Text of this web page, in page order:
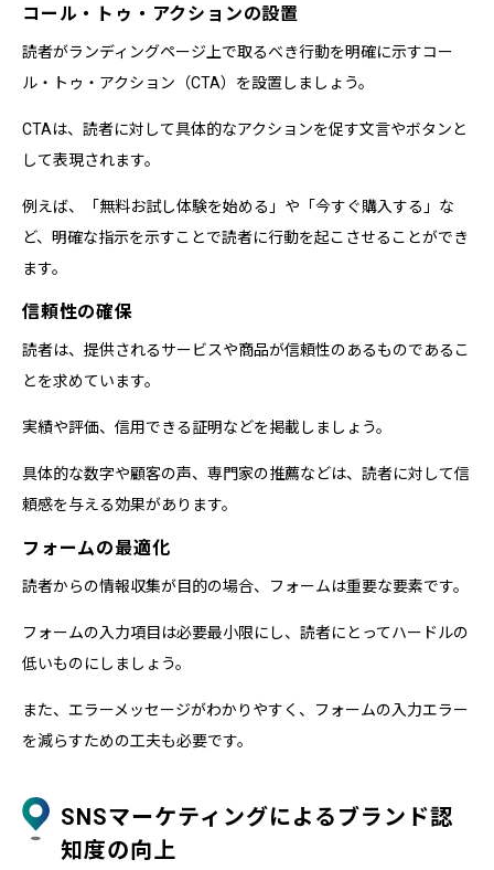
コール・トゥ・アクションの設置
読者がランディングページ上で取るべき行動を明確に示すコー
ル・トゥ・アクション（CTA）を設置しましょう。
CTAは、読者に対して具体的なアクションを促す文言やボタンと
して表現されます。
例えば、「無料お試し体験を始める」や「今すぐ購入する」な
ど、明確な指示を示すことで読者に行動を起こさせることができ
ます。
信頼性の確保
読者は、提供されるサービスや商品が信頼性のあるものであるこ
とを求めています。
実績や評価、信用できる証明などを掲載しましょう。
具体的な数字や顧客の声、専門家の推薦などは、読者に対して信
頼感を与える効果があります。
フォームの最適化
読者からの情報収集が目的の場合、フォームは重要な要素です。
フォームの入力項目は必要最小限にし、読者にとってハードルの
低いものにしましょう。
また、エラーメッセージがわかりやすく、フォームの入力エラー
を減らすための工夫も必要です。
SNSマーケティングによるブランド認
知度の向上